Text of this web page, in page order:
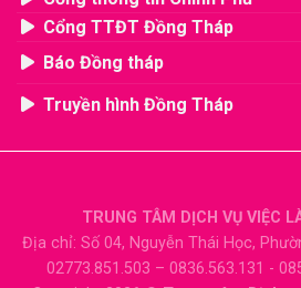
Cổng TTĐT Đồng Tháp
Báo Đồng tháp
Truyền hình Đồng Tháp
TRUNG TÂM DỊCH VỤ VIỆC
Địa chỉ: Số 04, Nguyễn Thái Học,
02773.851.503 – 0836.563.131 -